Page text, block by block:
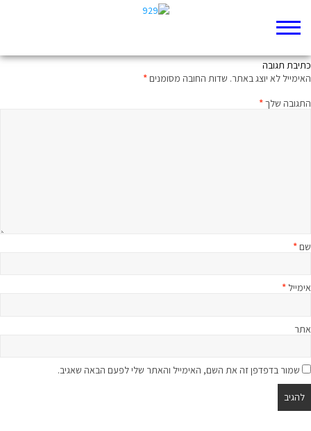
כתיבת תגובה
האימייל לא יוצג באתר. שדות החובה מסומנים*
התגובה שלך*
שם*
אימייל *
אתר
שמור בדפדפן זה את השם, האימייל והאתר שלי לפעם הבאה שאגיב.